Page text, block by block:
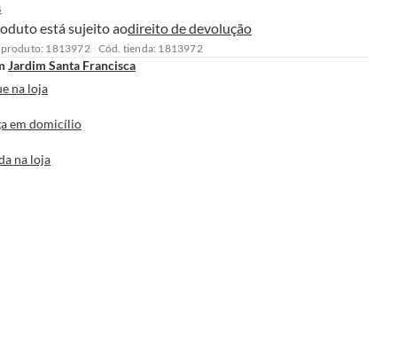
está sujeito aodireito de devolução
1813972 Cód. tienda: 1813972
Jardim Santa Francisca
na loja
em domicílio
na loja